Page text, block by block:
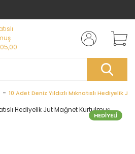
10 Adet Deniz Yıldızlı Mıknatıslı Hediyelik
HEDİYELİ